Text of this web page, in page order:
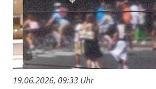
19.06.2026, 09:33 Uhr